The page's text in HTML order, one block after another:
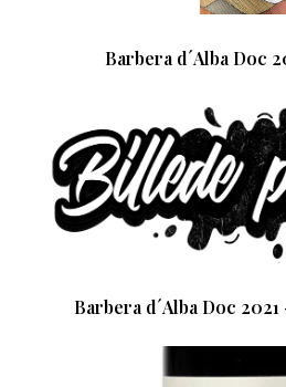
Barbera d´Alba Doc
Barbera d´Alba Doc